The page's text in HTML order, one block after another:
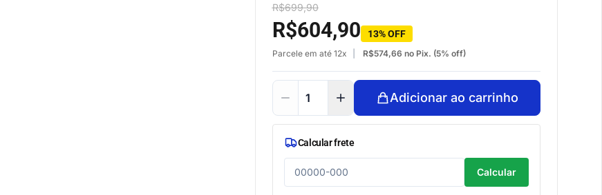
R$699,90
R$604,90 13% OFF
Parcele em até 12x R$574,66 no Pix. (5% off)
Adicionar ao carrinho
Calcular frete
Calcular